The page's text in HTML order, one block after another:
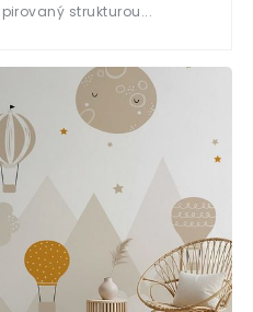
strukturou...